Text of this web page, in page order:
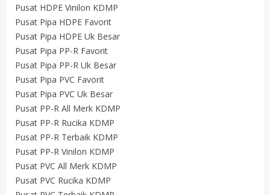
Pusat HDPE Vinilon KDMP
Pusat Pipa HDPE Favorit
Pusat Pipa HDPE Uk Besar
Pusat Pipa PP-R Favorit
Pusat Pipa PP-R Uk Besar
Pusat Pipa PVC Favorit
Pusat Pipa PVC Uk Besar
Pusat PP-R All Merk KDMP
Pusat PP-R Rucika KDMP
Pusat PP-R Terbaik KDMP
Pusat PP-R Vinilon KDMP
Pusat PVC All Merk KDMP
Pusat PVC Rucika KDMP